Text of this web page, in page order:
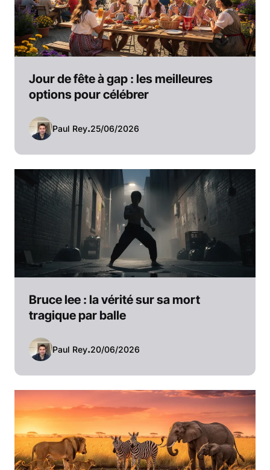
Jour de fête à gap : les meilleures
options pour célébrer
Paul Rey.25/06/2026
Bruce lee : la vérité sur sa mort
tragique par balle
Paul Rey.20/06/2026